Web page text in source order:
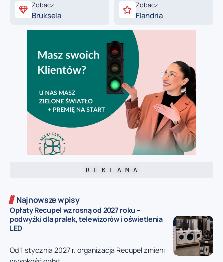
Zobacz
Bruksela
Zobacz
Flandria
R E K L A M A
Najnowsze wpisy
Opłaty Recupel wzrosną od 2027 roku –
podwyżki dla pralek, telewizorów i oświetlenia
LED
Od 1 stycznia 2027 r. organizacja Recupel zmieni